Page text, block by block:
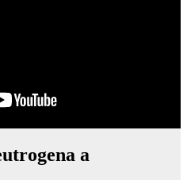
a